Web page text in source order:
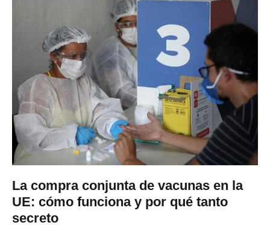
La compra conjunta de vacunas en la
UE: cómo funciona y por qué tanto
secreto